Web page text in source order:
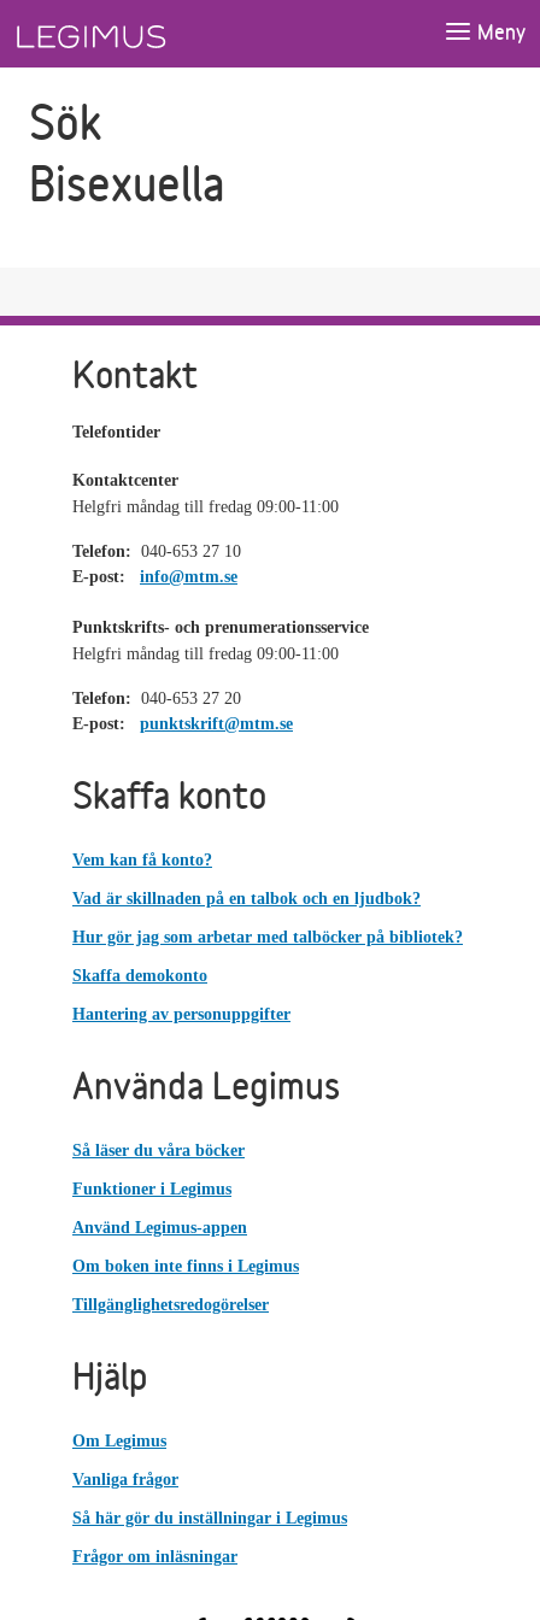
Meny
Sök
Bisexuella
Kontakt
Telefontider
Kontaktcenter
Helgfri måndag till fredag 09:00-11:00
Telefon: 040-653 27 10
E-post:
info@mtm.se
Punktskrifts- och prenumerationsservice
Helgfri måndag till fredag 09:00-11:00
Telefon: 040-653 27 20
E-post:
punktskrift@mtm.se
Skaffa konto
Vem kan få konto?
Vad är skillnaden på en talbok och en ljudbok?
Hur gör jag som arbetar med talböcker på bibliotek?
Skaffa demokonto
Hantering av personuppgifter
Använda Legimus
Så läser du våra böcker
Funktioner i Legimus
Använd Legimus-appen
Om boken inte finns i Legimus
Tillgänglighetsredogörelser
Hjälp
Om Legimus
Vanliga frågor
Så här gör du inställningar i Legimus
Frågor om inläsningar